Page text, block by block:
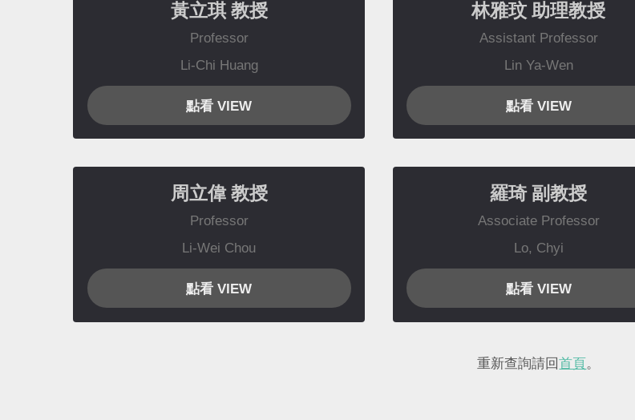
黃立琪 教授
Professor
Li-Chi Huang
點看 VIEW
林雅玟助理教授
Assistant Professor
Lin Ya-Wen
點看 VIEW
周立偉 教授
Professor
Li-Wei Chou
點看 VIEW
羅琦 副教授
Associate Professor
Lo, Chyi
點看 VIEW
重新查詢請回首頁。